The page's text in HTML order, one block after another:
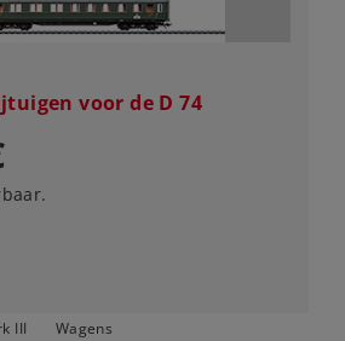
voor de D 74
III Wagens